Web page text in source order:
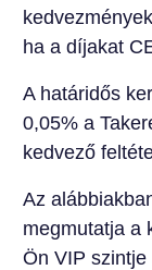
ha a díjakat
A határidős
0,05% a
kedvező
Az
megmutatja a
Ön VIP